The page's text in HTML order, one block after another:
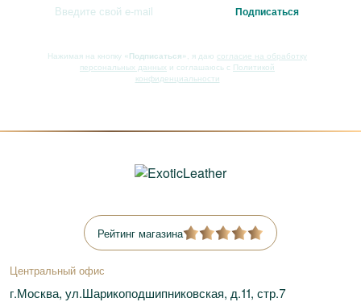
Нажимая на кнопку «Подписаться» , я даю согласие на обработку
персональных данных и соглашаюсь с Политикой
конфиденциальности
Рейтинг магазина
Центральный офис
г.Москва, ул.Шарикоподшипниковская, д.11, стр.7